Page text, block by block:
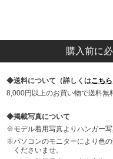
購入前に
送料について（詳しくはこちら
8,000円以上のお買い物で送料無
掲載写真について
モデル着用写真よりハンガー
パソコンのモニターにより色
くださいませ。